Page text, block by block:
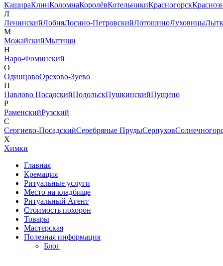
КашираКлинКоломнаКоролёвКотельникиКрасногорск
Л
ЛенинскийЛобняЛосино-ПетровскийЛотошиноЛуховицы
М
МожайскийМытищи
Н
Наро-Фоминский
О
ОдинцовоОрехово-Зуево
П
Павлово ПосадскийПодольскПушкинскийПущино
Р
РаменскийРузский
С
Сергиево-ПосадскийСеребряные ПрудыСерпухов
Х
Химки
Главная
Кремация
Ритуальные услуги
Место на кладбище
Ритуальный Агент
Стоимость похорон
Товары
Мастерская
Полезная информация
Блог